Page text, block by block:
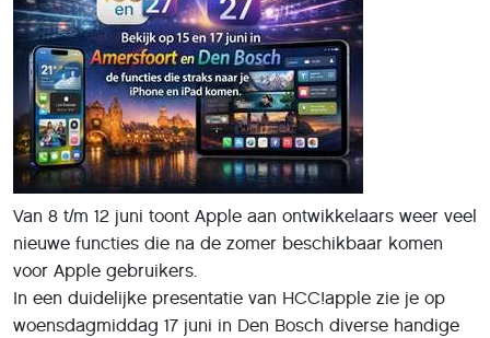
Van 8 t/m 12 juni toont Apple aan ontwikkelaars weer veel
nieuwe functies die na de zomer beschikbaar komen
voor Apple gebruikers.
In een duidelijke presentatie van HCC!apple zie je op
woensdagmiddag 17 juni in Den Bosch diverse handige